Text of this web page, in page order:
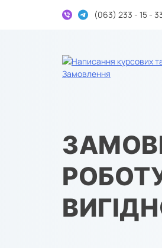
(063) 233 - 15 -